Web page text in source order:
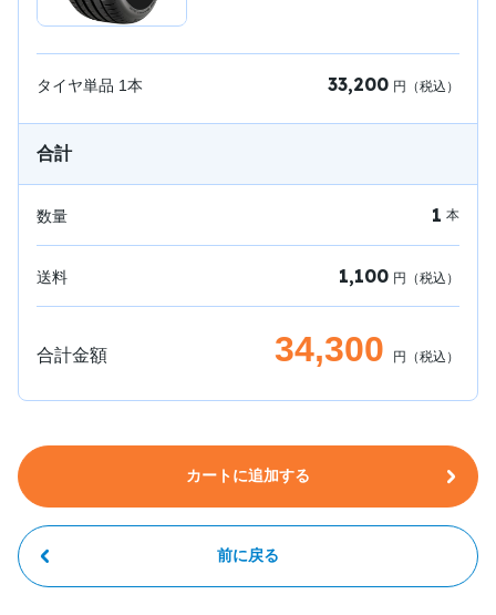
タイヤ単品 1本 33,200 円（税込）
合計
数量 1 本
送料 1,100 円（税込）
合計金額 34,300 円（税込）
カートに追加する
前に戻る